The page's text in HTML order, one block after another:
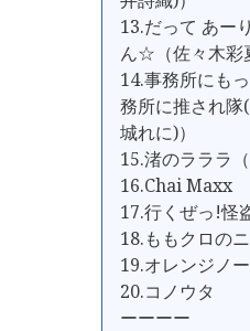
13.だって あー
ん☆（佐々木彩
14.事務所にも
務所に推され
城れに)）
15.渚のラララ
16.Chai Maxx
17.行くぜっ!怪
18.ももクロの
19.オレンジノ
20.コノウタ
ーーーー